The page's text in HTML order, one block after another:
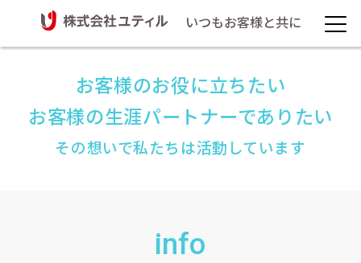
いつもお客様と共に
お客様のお役に立ちたい
お客様の生涯パートナーでありたい
その想いで私たちは活動しています
info